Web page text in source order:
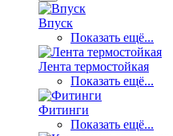
Впуск
Показать ещё...
Лента термостойкая
Показать ещё...
Фитинги
Показать ещё...